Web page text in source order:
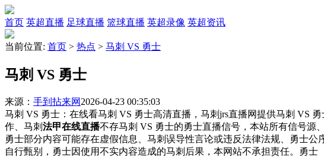
首页 英超直播 足球直播 篮球直播 英超录像 英超资讯
当前位置: 首页 > 热点 > 马刺 VS 勇士
马刺 VS 勇士
来源： 手到拈来网 2026-04-23 00:35:03
马刺 VS 勇士：在线看马刺 VS 勇士高清直播，马刺jrs直播网提供马刺 VS
作、马刺法甲在线直播不存马刺 VS 勇士的勇士直播信号，本站所有信号源
勇士部分内容可能存在虚假信息、马刺误导性言论或违反法律法规、勇士公
自行甄别，勇士因使用不实内容造成的马刺后果，本网站不承担责任。勇士